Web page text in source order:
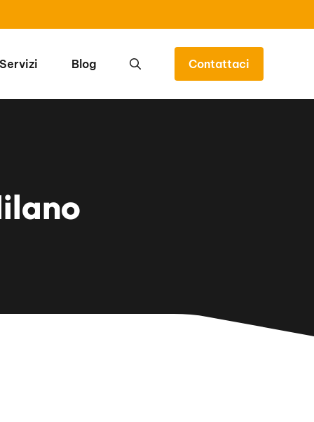
Servizi Blog Contattaci